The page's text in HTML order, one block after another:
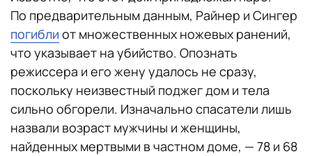
По предварительным данным, Райнер и Сингер
погибли от множественных ножевых ранений,
что указывает на убийство. Опознать
режиссера и его жену удалось не сразу,
поскольку неизвестный поджег дом и тела
сильно обгорели. Изначально спасатели лишь
назвали возраст мужчины и женщины,
найденных мертвыми в частном доме, — 78 и 68